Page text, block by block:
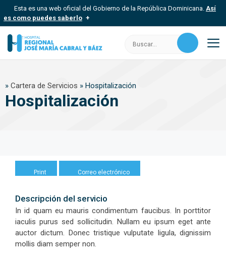
Saltar
al
contenido
Esta es una web oficial del Gobierno de la República Dominicana. Así
es como puedes saberlo
Los sitios web oficiales utilizan .gob.do, .gov.do o .mil.do
Un sitio .gob.do, .gov.do o .mil.do significa que pertenece a una
usan HTTPS
Un candado () o https:// significa que estás conectado a un sitio
seguro dentro de .gob.do o .gov.do. Comparte información
» Cartera de Servicios » Hospitalización
Hospitalización
Print Correo electrónico
Descripción del servicio
In id quam eu mauris condimentum faucibus. In porttitor
iaculis purus sed sollicitudin. Nullam eu ipsum eget ante
auctor dictum. Donec tristique vulputate ligula, dignissim
mollis diam semper non.